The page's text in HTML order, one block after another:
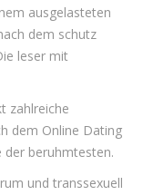
ausgelasteten
dem schutz
leser mit
zahlreiche
dem Online Dating
der beruhmtesten.
und transsexuell